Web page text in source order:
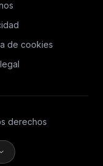
de cookies
derechos